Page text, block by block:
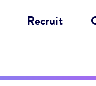
Recruit